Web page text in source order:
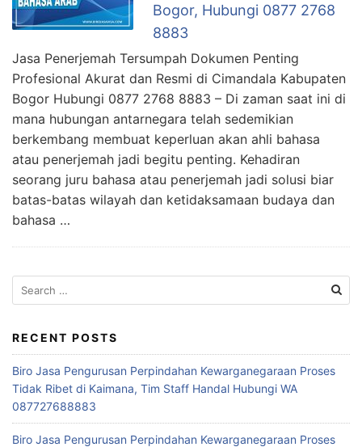
Bogor, Hubungi 0877 2768
8883
Jasa Penerjemah Tersumpah Dokumen Penting
Profesional Akurat dan Resmi di Cimandala Kabupaten
Bogor Hubungi 0877 2768 8883 – Di zaman saat ini di
mana hubungan antarnegara telah sedemikian
berkembang membuat keperluan akan ahli bahasa
atau penerjemah jadi begitu penting. Kehadiran
seorang juru bahasa atau penerjemah jadi solusi biar
batas-batas wilayah dan ketidaksamaan budaya dan
bahasa …
Search
for:
RECENT POSTS
Biro Jasa Pengurusan Perpindahan Kewarganegaraan Proses
Tidak Ribet di Kaimana, Tim Staff Handal Hubungi WA
087727688883
Biro Jasa Pengurusan Perpindahan Kewarganegaraan Proses